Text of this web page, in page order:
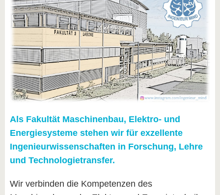
Karriere
Engagement
Partnerschaften
Strukturwandel
Forschungsprofil
Förderung
Wissenschaftlicher
Nachwuchs
Studium
Im
Studium
dem
Studium
Aus dem
Ausland
an die
BTU
Mit der
BTU ins
Ausland
Für
internationale
Studierende
Weiterbildung
Kontakt
Wirtschafts-
und
Gründen
an der
BTU
Innovative
Transferprojekte
Lernen
Sie uns
Familie &
Dual
Career
Sport &
BTU &
Region
erleben
Als Fakultät Maschinenbau, Elektro- und
Energiesysteme stehen wir für exzellente
Ingenieurwissenschaften in Forschung, Lehre
und Technologietransfer.
Wir verbinden die Kompetenzen des